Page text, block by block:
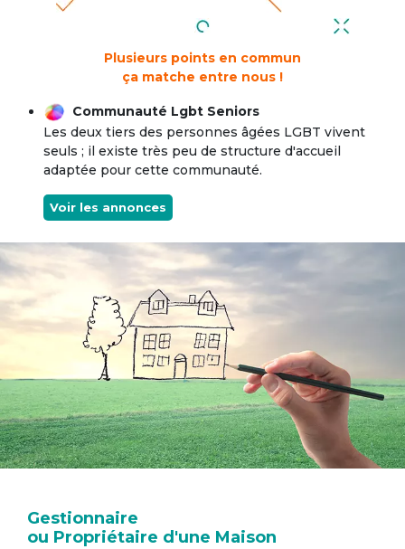
Plusieurs points en commun
ça matche entre nous !
Communauté Lgbt Seniors
Les deux tiers des personnes âgées LGBT vivent
seuls ; il existe très peu de structure d'accueil
adaptée pour cette communauté.
Voir les annonces
Gestionnaire
ou Propriétaire d'une Maison